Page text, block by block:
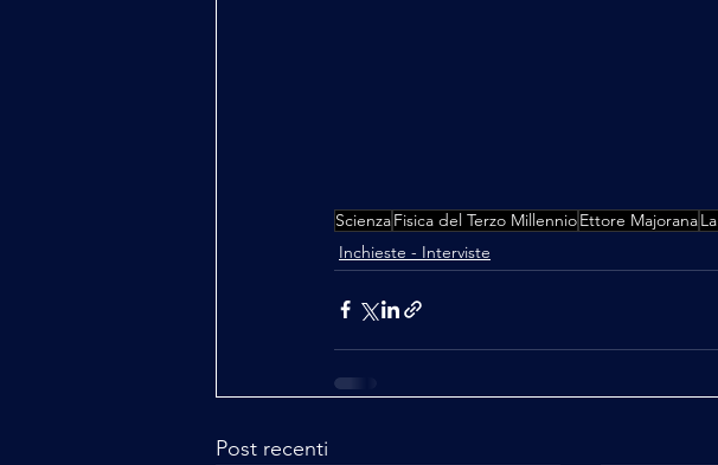
ScienzaFisica del Terzo MillennioEttore Majorana
Inchieste - Interviste
Post recenti